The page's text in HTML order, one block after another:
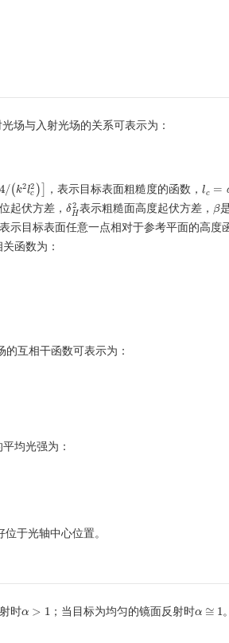
光场与入射光场的关系可表示为：
4/(k2l2
c )
2lc 2)] ，表示目标表面粗糙度的函数，lc =
lc =σ
起伏方差，δ2
H
δH2
表示粗糙面高度起伏方差， β
β
表示目标表面任意一点相对于参考平面的高度
函数为：
的互相干函数可表示为：
均光强为：
于光轴中心位置。
时α > 1
α>1 ；当目标为均匀的镜面反射时α ≅ 1
α≅1